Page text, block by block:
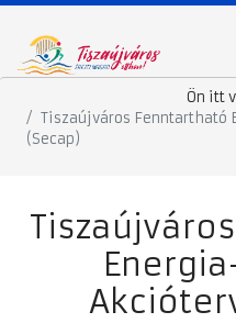
Ön itt
Tiszaújváros Fenntartható
(Secap)